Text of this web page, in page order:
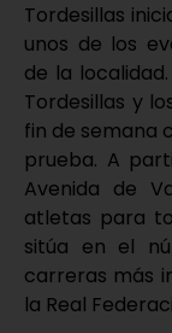
Tordesillas
unos de los
de la
Tordesillas y
fin de semana
prueba. A
Avenida de
atletas para
sitúa en el
carreras más
la Real